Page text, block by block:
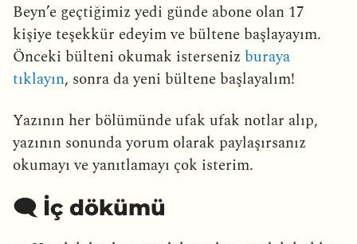
Beyn’e geçtiğimiz yedi günde abone olan 17
kişiye teşekkür edeyim ve bültene başlayayım.
Önceki bülteni okumak isterseniz buraya
tıklayın, sonra da yeni bültene başlayalım!
Yazının her bölümünde ufak ufak notlar alıp,
yazının sonunda yorum olarak paylaşırsanız
okumayı ve yanıtlamayı çok isterim.
🗨️ İç dökümü